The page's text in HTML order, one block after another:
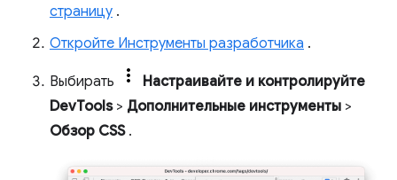
страницу .
Откройте Инструменты разработчика .
Выбирать
Настраивайте и контролируйте
DevTools> Дополнительные инструменты >
Обзор CSS.